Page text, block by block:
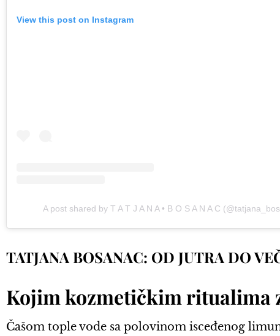
View this post on Instagram
A post shared by T A T J A N A • B O S A N A C
TATJANA BOSANAC: OD JUTRA DO
Kojim kozmetičkim ritualima
Čašom tople vode sa polovinom isceđenog